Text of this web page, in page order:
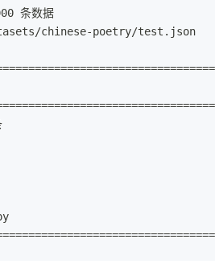
条数据
chinese-poetry/test.json